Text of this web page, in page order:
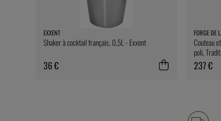
EXXENT
Shaker à cocktail français, 0,5L - Exxent
36 €
FORGE DE
Couteau
poli,
237 €